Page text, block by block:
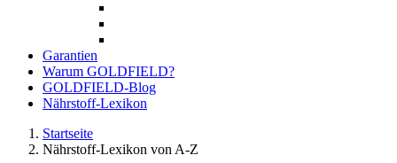
Garantien
Warum GOLDFIELD?
GOLDFIELD-Blog
Nährstoff-Lexikon
Startseite
Nährstoff-Lexikon von A-Z